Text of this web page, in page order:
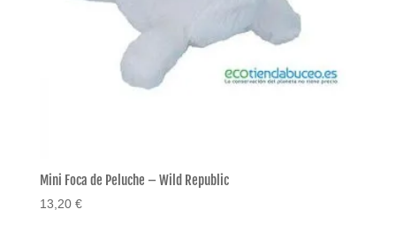
Mini Foca de Peluche – Wild Republic
13,20 €